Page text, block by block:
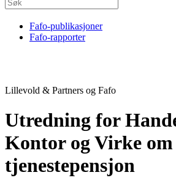
Fafo-publikasjoner
Fafo-rapporter
Lillevold & Partners og Fafo
Utredning for
Kontor og Virke om
tjenestepensjon